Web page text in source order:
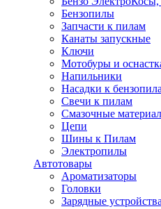
Бензопилы
Запчасти к пилам
Канаты запускные
Ключи
Мотобуры и
Напильники
Насадки к
Свечи к пилам
Смазочные
Цепи
Шины к Пилам
Электропилы
Автотовары
Ароматизаторы
Головки
Зарядные устройства